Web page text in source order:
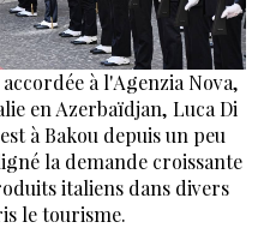
à l'Agenzia Nova,
en Azerbaïdjan, Luca Di
à Bakou depuis un peu
la demande croissante
italiens dans divers
le tourisme.